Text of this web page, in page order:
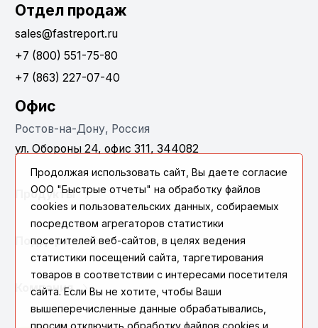
Отдел продаж
sales@fastreport.ru
+7 (800) 551-75-80
+7 (863) 227-07-40
Офис
Ростов-на-Дону, Россия
ул. Обороны 24, офис 311, 344082
Продукты
Поддержка
Компания
Продолжая использовать сайт, Вы даете согласие
ООО "Быстрые отчеты" на обработку файлов
cookies и пользовательских данных, собираемых
посредством агрегаторов статистики
посетителей веб-сайтов, в целях ведения
статистики посещений сайта, таргетирования
товаров в соответствии с интересами посетителя
сайта. Если Вы не хотите, чтобы Ваши
вышеперечисленные данные обрабатывались,
просим отключить обработку файлов cookies и